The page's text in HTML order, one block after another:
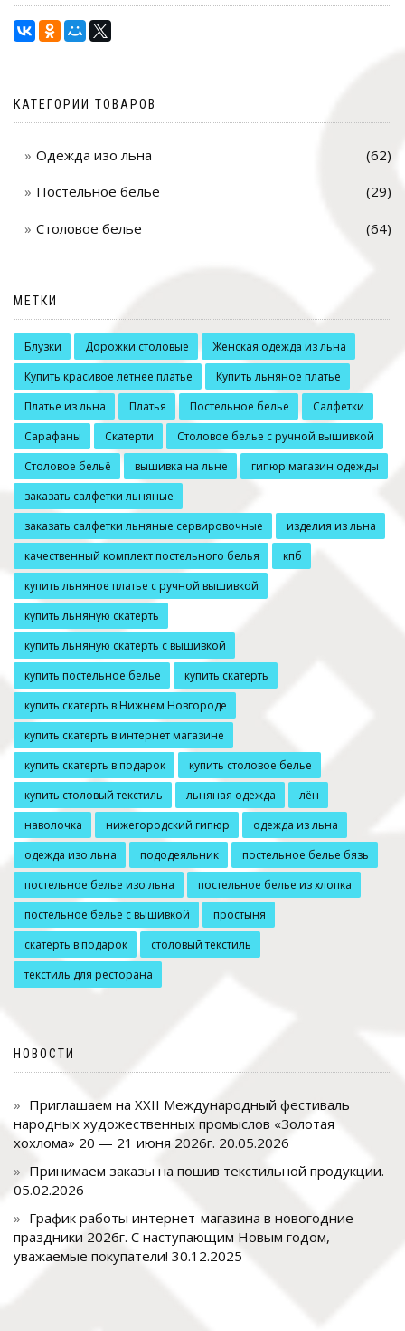
КАТЕГОРИИ ТОВАРОВ
Одежда изо льна (62)
Постельное белье (29)
Столовое белье (64)
МЕТКИ
Блузки Дорожки столовые
Женская одежда из льна
Купить красивое летнее платье
Купить льняное платье
Платье из льна
Платья Постельное белье
Салфетки
Сарафаны
Скатерти
Столовое белье с ручной вышивкой
Столовое бельё
вышивка на льне
гипюр магазин одежды
заказать салфетки льняные
заказать салфетки льняные сервировочные
изделия из льна
качественный комплект постельного белья
кпб
купить льняное платье с ручной вышивкой
купить льняную скатерть
купить льняную скатерть с вышивкой
купить постельное белье
купить скатерть
купить скатерть в Нижнем Новгороде
купить скатерть в интернет магазине
купить скатерть в подарок
купить столовое белье
купить столовый текстиль
льняная одежда
лён
наволочка
нижегородский гипюр
одежда из льна
одежда изо льна
пододеяльник
постельное белье бязь
постельное белье изо льна
постельное белье из хлопка
постельное белье с вышивкой
простыня
скатерть в подарок
столовый текстиль
текстиль для ресторана
НОВОСТИ
Приглашаем на XXII Международный фестиваль
народных художественных промыслов «Золотая
хохлома» 20 — 21 июня 2026г. 20.05.2026
Принимаем заказы на пошив текстильной продукции.
05.02.2026
График работы интернет-магазина в новогодние
праздники 2026г. С наступающим Новым годом,
уважаемые покупатели! 30.12.2025